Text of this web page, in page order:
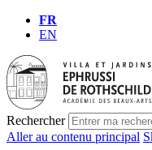
FR
EN
Rechercher
Aller au contenu principal